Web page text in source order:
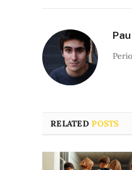
RELATEDPOSTS